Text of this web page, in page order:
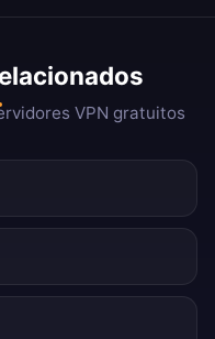
VPN gratuitos